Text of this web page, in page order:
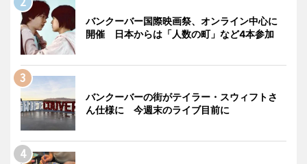
バンクーバー国際映画祭、オンライン中心に
開催 日本からは「人数の町」など4本参加
バンクーバーの街がテイラー・スウィフトさ
ん仕様に 今週末のライブ目前に